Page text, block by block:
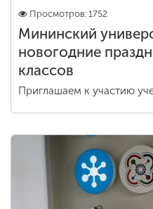
Просмотров: 1752
Мининский
новогодние
классов
Приглашаем к участию